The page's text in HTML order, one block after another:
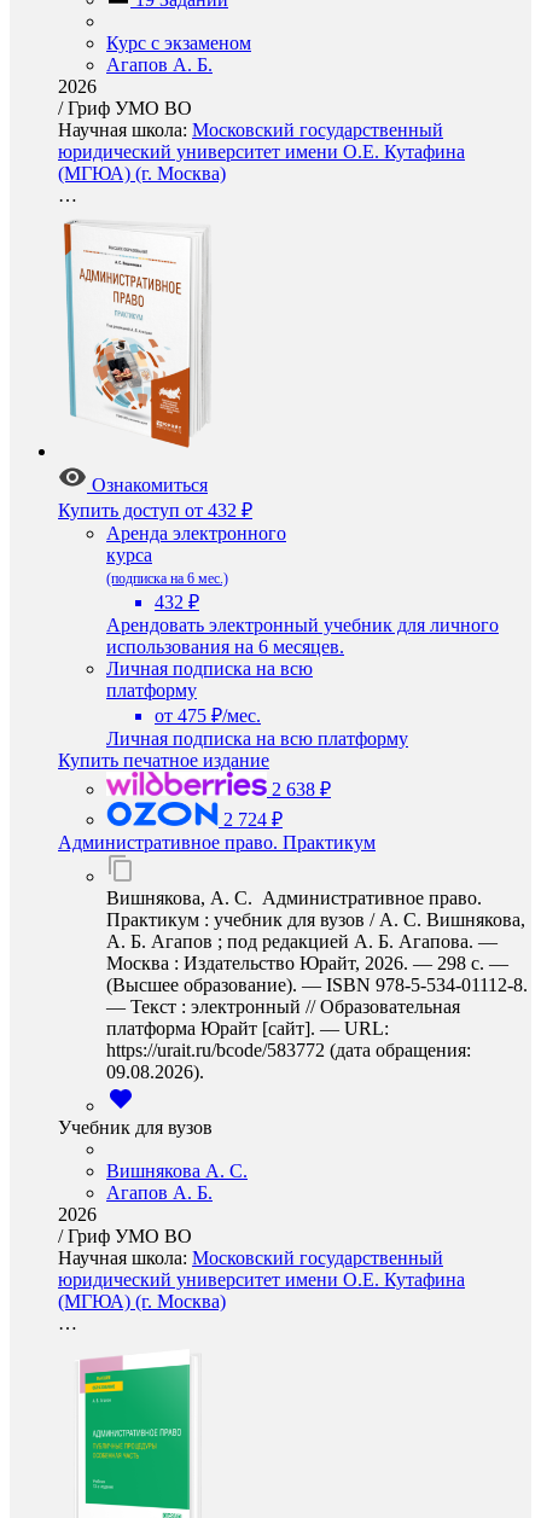
Курс с экзаменом
Агапов А. Б.
2026
/Гриф УМО ВО
Научная школа: Московский государственный
юридический университет имени О.Е. Кутафина
(МГЮА) (г. Москва)
…
Ознакомиться
Купить доступ от 432 ₽
Аренда электронного
курса
(подписка на 6 мес.)
432 ₽
Арендовать электронный учебник для личного
использования на 6 месяцев.
Личная подписка на всю
платформу
от 475 ₽/мес.
Личная подписка на всю платформу
Купить печатное издание
2 638 ₽
2 724 ₽
Административное право. Практикум
Вишнякова, А. С. Административное право.
Практикум : учебник для вузов / А. С. Вишнякова,
А. Б. Агапов ; под редакцией А. Б. Агапова. —
Москва : Издательство Юрайт, 2026. — 298 с. —
(Высшее образование). — ISBN 978-5-534-01112-8.
— Текст : электронный // Образовательная
платформа Юрайт [сайт]. — URL:
https://urait.ru/bcode/583772 (дата обращения:
09.08.2026).
Учебник для вузов
Вишнякова А. С.
Агапов А. Б.
2026
/Гриф УМО ВО
Научная школа: Московский государственный
юридический университет имени О.Е. Кутафина
(МГЮА) (г. Москва)
…